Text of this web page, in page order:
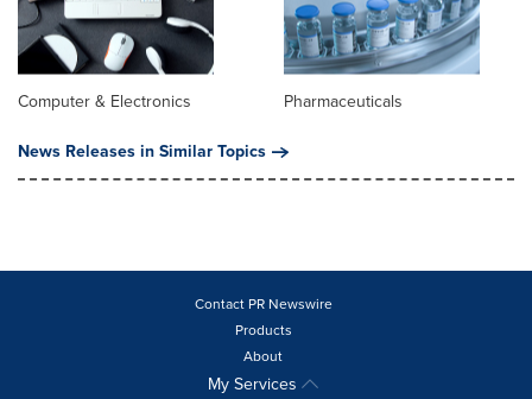
Computer & Electronics
Pharmaceuticals
News Releases in Similar Topics
Contact PR Newswire
Products
About
My Services